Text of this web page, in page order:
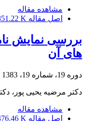
مشاهده مقاله
اصل مقاله K
بررسی نمایش
های آن
دوره 19، شماره 19، 1383
دکتر مرضیه یحیی پور،
مشاهده مقاله
اصل مقاله K